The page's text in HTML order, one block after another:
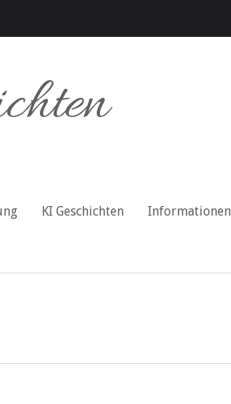
KI Geschichten Informationen